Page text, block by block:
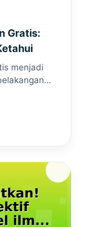
Gratis:
menjadi